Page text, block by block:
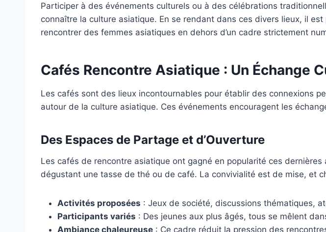
Participer à des événements culturels ou à des célébrations
connaître la culture asiatique. En se rendant dans ces divers lieux, il
rencontrer des femmes asiatiques en dehors d’un cadre strictement
Cafés Rencontre Asiatique : Un Échange
Les cafés sont des lieux incontournables pour établir des connexions
autour de la culture asiatique. Ces événements encouragent les
Des Espaces de Partage et d’Ouverture
Les cafés de rencontre asiatique ont gagné en popularité ces
dégustant une tasse de thé ou de café. La convivialité est de mise, et
Activités proposées : Jeux de société, discussions thématiques,
Participants variés : Des jeunes aux plus âgés, tous se mêlent
Ambiance chaleureuse : Ce cadre réduit la pression des